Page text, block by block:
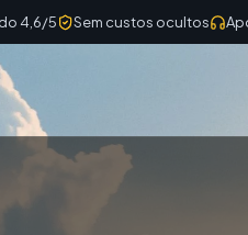
4,6/5 Sem custos ocultos